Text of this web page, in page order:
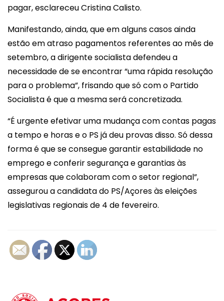
pagar, esclareceu Cristina Calisto.
Manifestando, ainda, que em alguns casos ainda
estão em atraso pagamentos referentes ao mês de
setembro, a dirigente socialista defendeu a
necessidade de se encontrar “uma rápida resolução
para o problema”, frisando que só com o Partido
Socialista é que a mesma será concretizada.
“É urgente efetivar uma mudança com contas pagas
a tempo e horas e o PS já deu provas disso. Só dessa
forma é que se consegue garantir estabilidade no
emprego e conferir segurança e garantias às
empresas que colaboram com o setor regional”,
assegurou a candidata do PS/Açores às eleições
legislativas regionais de 4 de fevereiro.